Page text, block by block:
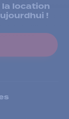
location
!